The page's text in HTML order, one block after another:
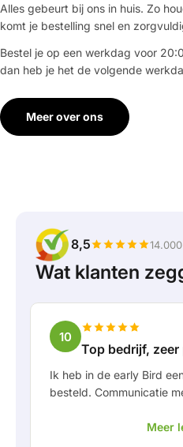
Alles gebeurt bij ons in huis. Zo
komt je bestelling snel en
Bestel je op een werkdag voor
dan heb je het de volgende
Meer over ons
8,5
Wat klanten
10
Top bedrijf,
Ik heb in de early Bird
besteld. Communicatie
werd ik goed op deMeer